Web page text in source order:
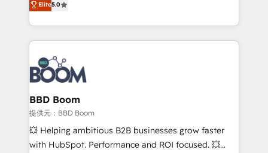
inbound, automatisation marketing, ABM, IA,
emailing) Informations clés : - 10 ans d'expérience -
100+ intégrations CRM HubSpot réussies - 40
experts conseil - 150 certifications HubSpot
cumulées
measurable, scalable growth. From onboarding to
enterprise-grade campaigns, our in-house team
builds scalable strategies that drive long-term
revenue. ⚙️ HubSpot Integration & Optimization •
Seamless CRM, CMS, and automation setup •
Complex platform migrations and data cleanups •
Custom APIs and third-party integrations 📈 End-to-
End Revenue Acceleration • Lifecycle marketing and
pipeline growth programs • Sales enablement tools
and CRM optimization • Retention strategies with
Elite5.0
BBD Boom
提供元：BBD Boom
💥 Helping ambitious B2B businesses grow faster
with HubSpot. Performance and ROI focused. 💥